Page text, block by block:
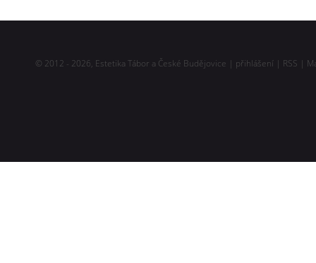
© 2012 - 2026, Estetika Tábor a České Budějovice | přihlášení | RSS |